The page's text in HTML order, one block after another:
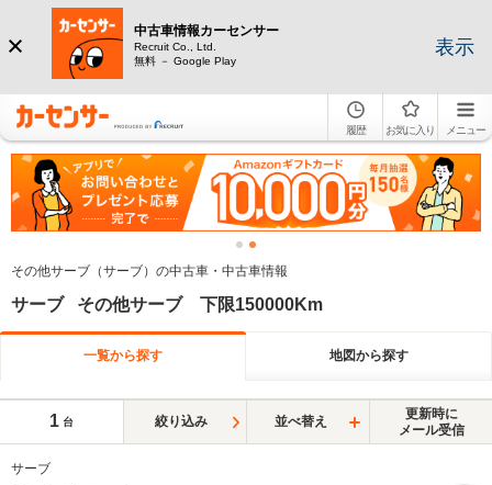
中古車情報カーセンサー
Recruit Co., Ltd.
無料 － Google Play
表示
履歴 お気に入り メニュー
その他サーブ（サーブ）の中古車・中古車情報
サーブ その他サーブ 下限150000Km
一覧から探す 地図から探す
1 台 絞り込み 並べ替え
更新時に
メール受信
サーブ